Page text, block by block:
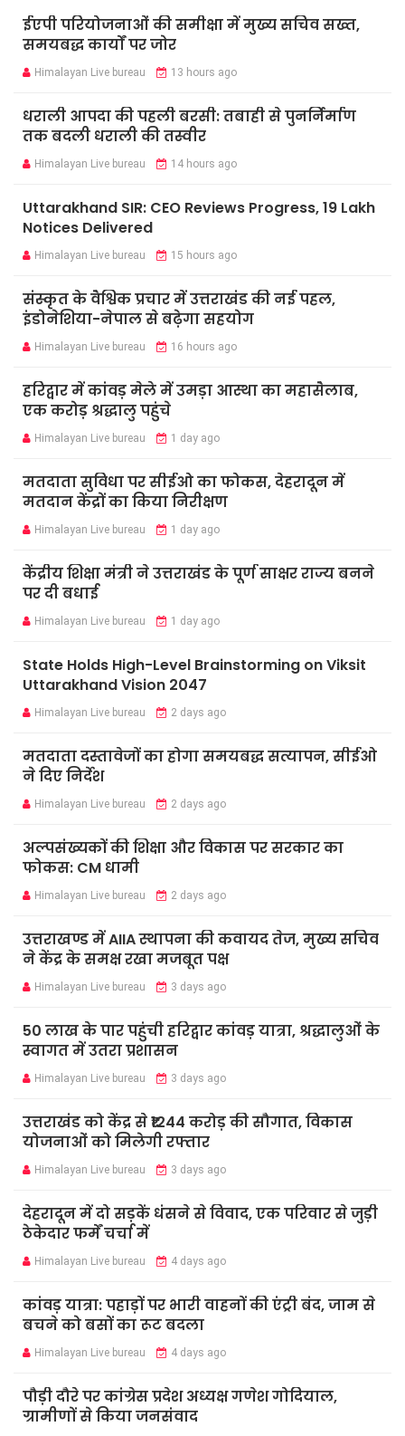
ईएपी परियोजनाओं की समीक्षा में मुख्य सचिव सख्त,
समयबद्ध कार्यों पर जोर
Himalayan Live bureau 13 hours ago
धराली आपदा की पहली बरसी: तबाही से पुनर्निर्माण
तक बदली धराली की तस्वीर
Himalayan Live bureau 14 hours ago
Uttarakhand SIR: CEO Reviews Progress, 19 Lakh
Notices Delivered
Himalayan Live bureau 15 hours ago
संस्कृत के वैश्विक प्रचार में उत्तराखंड की नई पहल,
इंडोनेशिया-नेपाल से बढ़ेगा सहयोग
Himalayan Live bureau 16 hours ago
हरिद्वार में कांवड़ मेले में उमड़ा आस्था का महासैलाब,
एक करोड़ श्रद्धालु पहुंचे
Himalayan Live bureau 1 day ago
मतदाता सुविधा पर सीईओ का फोकस, देहरादून में
मतदान केंद्रों का किया निरीक्षण
Himalayan Live bureau 1 day ago
केंद्रीय शिक्षा मंत्री ने उत्तराखंड के पूर्ण साक्षर राज्य बनने
पर दी बधाई
Himalayan Live bureau 1 day ago
State Holds High-Level Brainstorming on Viksit
Uttarakhand Vision 2047
Himalayan Live bureau 2 days ago
मतदाता दस्तावेजों का होगा समयबद्ध सत्यापन, सीईओ
ने दिए निर्देश
Himalayan Live bureau 2 days ago
अल्पसंख्यकों की शिक्षा और विकास पर सरकार का
फोकस: CM धामी
Himalayan Live bureau 2 days ago
उत्तराखण्ड में AIIA स्थापना की कवायद तेज, मुख्य सचिव
ने केंद्र के समक्ष रखा मजबूत पक्ष
Himalayan Live bureau 3 days ago
50 लाख के पार पहुंची हरिद्वार कांवड़ यात्रा, श्रद्धालुओं के
स्वागत में उतरा प्रशासन
Himalayan Live bureau 3 days ago
उत्तराखंड को केंद्र से ₹1244 करोड़ की सौगात, विकास
योजनाओं को मिलेगी रफ्तार
Himalayan Live bureau 3 days ago
देहरादून में दो सड़कें धंसने से विवाद, एक परिवार से जुड़ी
ठेकेदार फर्में चर्चा में
Himalayan Live bureau 4 days ago
कांवड़ यात्रा: पहाड़ों पर भारी वाहनों की एंट्री बंद, जाम से
बचने को बसों का रूट बदला
Himalayan Live bureau 4 days ago
पौड़ी दौरे पर कांग्रेस प्रदेश अध्यक्ष गणेश गोदियाल,
ग्रामीणों से किया जनसंवाद